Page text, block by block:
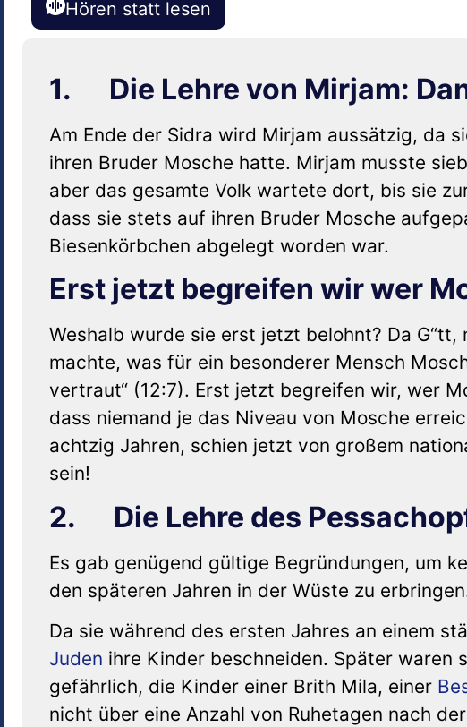
Hören statt lesen
1. Die Lehre von Mirjam:
Am Ende der Sidra wird Mirjam aussätzig, da
ihren Bruder Mosche hatte. Mirjam musste
aber das gesamte Volk wartete dort, bis sie
dass sie stets auf ihren Bruder Mosche
Biesenkörbchen abgelegt worden war.
Erst jetzt begreifen wir wer
Weshalb wurde sie erst jetzt belohnt? Da
machte, was für ein besonderer Mensch
vertraut“ (12:7). Erst jetzt begreifen wir, wer
dass niemand je das Niveau von Mosche
achtzig Jahren, schien jetzt von großem
sein!
2. Die Lehre des
Es gab genügend gültige Begründungen, um
den späteren Jahren in der Wüste zu
Da sie während des ersten Jahres an einem
Juden ihre Kinder beschneiden. Später waren
gefährlich, die Kinder einer Brith Mila, einer
nicht über eine Anzahl von Ruhetagen nach